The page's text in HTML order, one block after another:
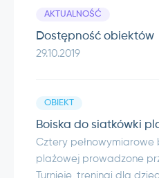
Dostępność obiektów
29.10.2019
AKTUALNOŚĆ
Boiska do siatkówki
Cztery pełnowymiarowe
plażowej prowadzone
Turnieje, treningi dla
OBIEKT